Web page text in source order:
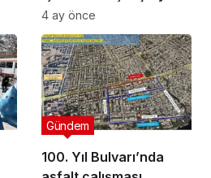
Düzenlendi
4 ay önce
100. Yıl Bulvarı’nda
Gündem